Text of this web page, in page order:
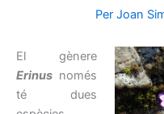
Per Joan
El gènere
Erinus només
té dues